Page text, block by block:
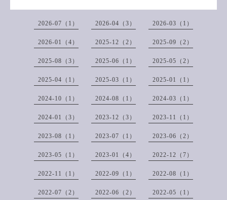
2026-07（1） 2026-04（3） 2026-03（1）
2026-01（4） 2025-12（2） 2025-09（2）
2025-08（3） 2025-06（1） 2025-05（2）
2025-04（1） 2025-03（1） 2025-01（1）
2024-10（1） 2024-08（1） 2024-03（1）
2024-01（3） 2023-12（3） 2023-11（1）
2023-08（1） 2023-07（1） 2023-06（2）
2023-05（1） 2023-01（4） 2022-12（7）
2022-11（1） 2022-09（1） 2022-08（1）
2022-07（2） 2022-06（2） 2022-05（1）